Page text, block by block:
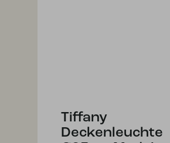
Tiffany
Deckenleuchte